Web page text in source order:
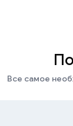
Все самое